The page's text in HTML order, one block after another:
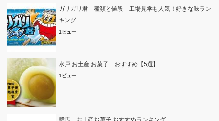
ガリガリ君 種類と値段 工場見学も人気！好きな味ラン
キング
1ビュー
水戸 お土産 お菓子 おすすめ【5選】
1ビュー
群馬 お土産お菓子 おすすめランキング